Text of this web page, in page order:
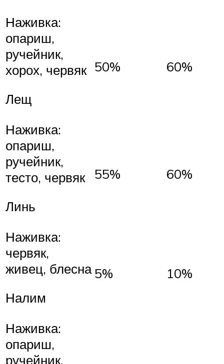
Наживка:
опариш,
ручейник,
хорох, червяк
Лещ
50% 60%
Наживка:
опариш,
ручейник,
тесто, червяк
Линь
55% 60%
Наживка:
червяк,
живец, блесна
Налим
5% 10%
Наживка:
опариш,
ручейник,